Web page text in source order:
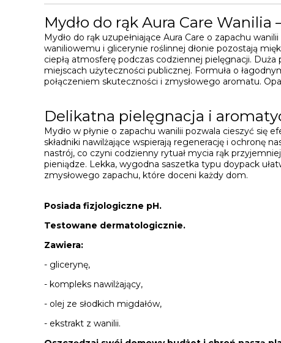
Mydło do rąk Aura Care
Mydło do rąk uzupełniające Aura Care o zapachu
waniliowemu i glicerynie roślinnej dłonie pozostają
ciepłą atmosferę podczas codziennej pielęgnacji.
miejscach użyteczności publicznej. Formuła o
połączeniem skuteczności i zmysłowego aromatu.
Delikatna pielęgnacja i
Mydło w płynie o zapachu wanilii pozwala cieszyć się
składniki nawilżające wspierają regenerację i ochronę
nastrój, co czyni codzienny rytuał mycia rąk
pieniądze. Lekka, wygodna saszetka typu doypack
zmysłowego zapachu, które doceni każdy dom.
Posiada fizjologiczne pH.
Testowane dermatologicznie.
Zawiera:
- glicerynę,
- kompleks nawilżający,
- olej ze słodkich migdałów,
- ekstrakt z wanilii.